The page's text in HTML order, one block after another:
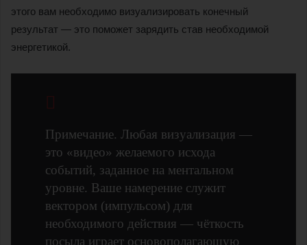
этого вам необходимо визуализировать конечный
результат — это поможет зарядить став необходимой
энергетикой.
Примечание. Любая визуализация —
это «видео» желаемого исхода
событий, заданное на ментальном
уровне. Ваше намерение служит
вектором (импульсом) для
необходимого действия — чёткость
посыла играет основополагающую